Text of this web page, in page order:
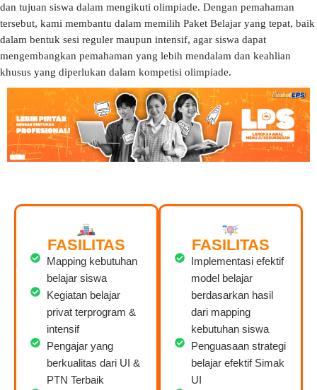
dan tujuan siswa dalam mengikuti olimpiade. Dengan pemahaman
tersebut, kami membantu dalam memilih Paket Belajar yang tepat, baik
dalam bentuk sesi reguler maupun intensif, agar siswa dapat
mengembangkan pemahaman yang lebih mendalam dan keahlian
khusus yang diperlukan dalam kompetisi olimpiade.
FASILITAS
Mapping kebutuhan
belajar siswa
Kegiatan belajar
privat terprogram &
intensif
Pengajar yang
berkualitas dari UI &
PTN Terbaik
FASILITAS
Implementasi efektif
model belajar
berdasarkan hasil
dari mapping
kebutuhan siswa
Penguasaan strategi
belajar efektif Simak
UI